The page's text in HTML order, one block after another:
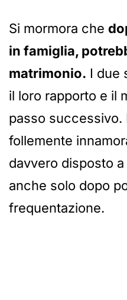
Si mormora che
in famiglia,
matrimonio. I due
il loro rapporto e il
passo successivo.
follemente
davvero disposto
anche solo dopo
frequentazione.